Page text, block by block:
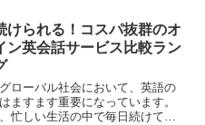
極めるのは容易ではありませ
記事では、オンライ...
けられる！コスパ抜群のオ
ン英会話サービス比較ラン
ローバル社会において、英語の
ますます重要になっています。
忙しい生活の中で毎日続けて英